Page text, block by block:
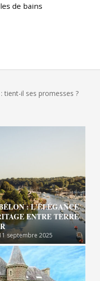
de bains
ses promesses ?
: L’ÉLÉGANCE
ENTRE TERRE
septembre 2025